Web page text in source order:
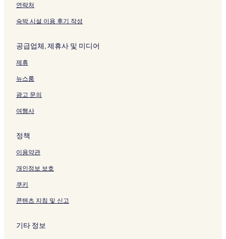
연락처
숙박 시설 이용 후기 작성
공급업체, 제휴사 및 미디어
제휴
뉴스룸
광고 문의
여행사
정책
이용약관
개인정보 보호
쿠키
콘텐츠 지침 및 신고
기타 정보